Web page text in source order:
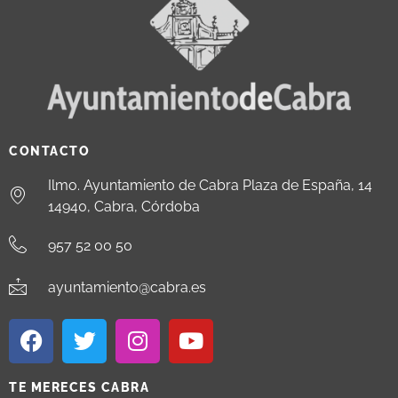
CONTACTO
Ilmo. Ayuntamiento de Cabra Plaza de España, 14
14940, Cabra, Córdoba
957 52 00 50
ayuntamiento@cabra.es
TE MERECES CABRA